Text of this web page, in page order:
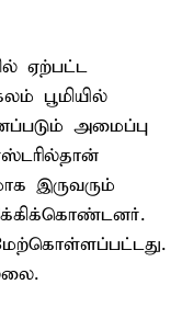
ஏற்பட்ட
பூமியில்
அமைப்பு
இருவரும்